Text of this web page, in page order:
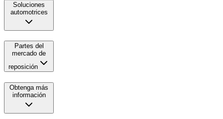
Soluciones
automotrices
Partes del
mercado de
reposición
Obtenga más
información